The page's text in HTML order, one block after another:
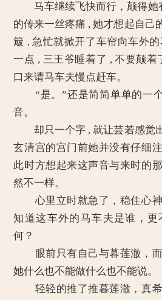
马车继续飞快而行，颠得她
的传来一丝疼痛 , 她才想起自己
簸 , 急忙就掀开了车帘向车外
一点 , 三王爷睡着了 , 不要颠着
口来请马车夫慢点赶车。
“是。”还是简简单单的一个
音。
却只一个字 , 就让芸若感觉
玄清宫的宫门前她并没有仔细
此时方想起来这声音与来时的
然不一样。
心里立时就急了，稳住心神
知道这车外的马车夫是谁，
何？
眼前只有自己与暮莲澈，而
她什么也不能做什么也不能说。
轻轻的推了推暮莲澈，真希